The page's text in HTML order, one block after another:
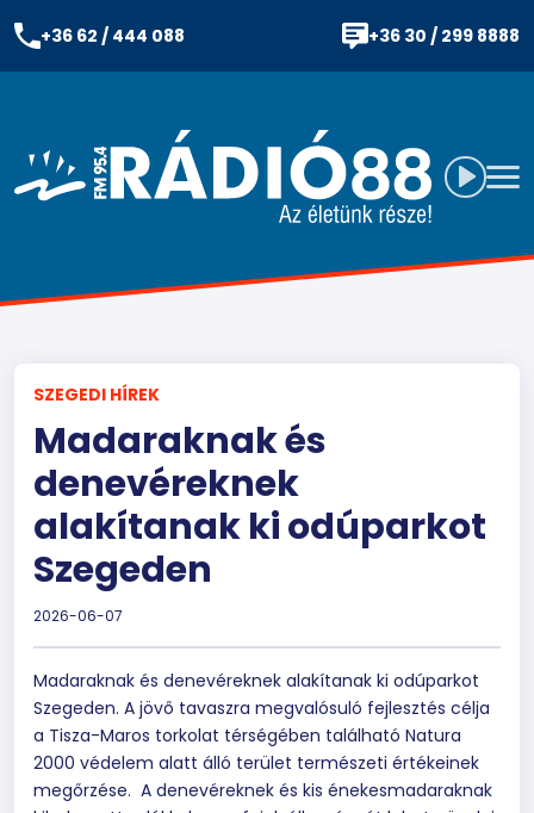
+36 62 / 444 088 +36 30 / 299 8888
SZEGEDI HÍREK
Madaraknak és
denevéreknek
alakítanak ki odúparkot
Szegeden
2026-06-07
Madaraknak és denevéreknek alakítanak ki odúparkot
Szegeden. A jövő tavaszra megvalósuló fejlesztés célja
a Tisza-Maros torkolat térségében található Natura
2000 védelem alatt álló terület természeti értékeinek
megőrzése. A denevéreknek és kis énekesmadaraknak